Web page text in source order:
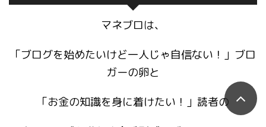
マネブロは、
「ブログを始めたいけど一人じゃ自信ない！」ブロ
ガーの卵と
「お金の知識を身に着けたい！」読者の